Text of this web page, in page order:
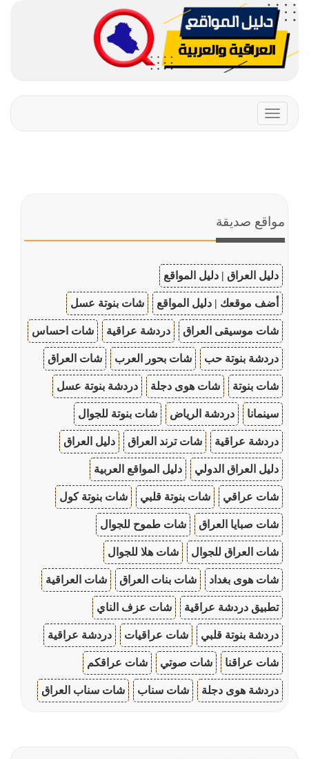
Toggle
navigation
مواقع صديقة
دليل العراق | دليل المواقع
أضف موقعك | دليل المواقع شات بنوتة عسل
شات موسيقى العراق دردشة عراقية شات احساس
دردشة بنوتة حب شات بحور العرب شات العراق
شات بنوتة شات هوى دجلة دردشة بنوتة عسل
سينمانا دردشة الرياض شات بنوتة للجوال
دردشة عراقية شات ترند العراق دليل العراق
دليل العراق الدولي دليل المواقع العربية
شات عراقي شات بنوتة قلبي شات بنوتة كول
شات صبايا العراق شات طموح للجوال
شات العراق للجوال شات هلا للجوال
شات هوى بغداد شات بنات العراق شات العراقية
تطبيق دردشة عراقية شات عزف الناي
دردشة بنوتة قلبي شات عراقيات دردشة عراقية
شات عراقنا شات صوتي شات عراقكم
دردشة هوى دجلة شات سناب شات سناب العراق